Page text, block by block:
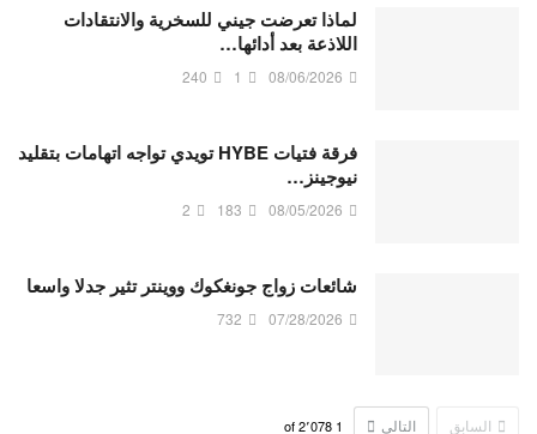
لماذا تعرضت جيني للسخرية والانتقادات
اللاذعة بعد أدائها…
08/06/2026
1
240
فرقة فتيات HYBE تويدي تواجه اتهامات بتقليد
نيوجينز…
08/05/2026
183
2
شائعات زواج جونغكوك ووينتر تثير جدلا واسعا
07/28/2026
732
السابق التالي 1 2٬078